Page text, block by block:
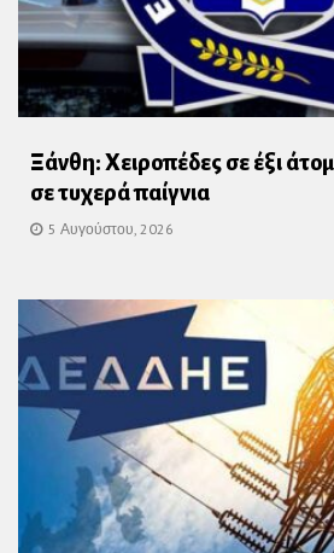
Ξάνθη: Χειροπέδες σε έξι
σε τυχερά παίγνια
5 Αυγούστου, 2026